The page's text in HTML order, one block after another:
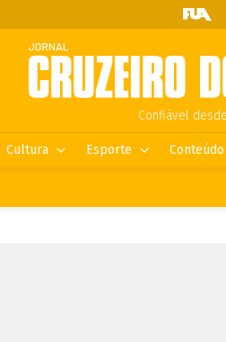
Confiável
Cultura Esporte